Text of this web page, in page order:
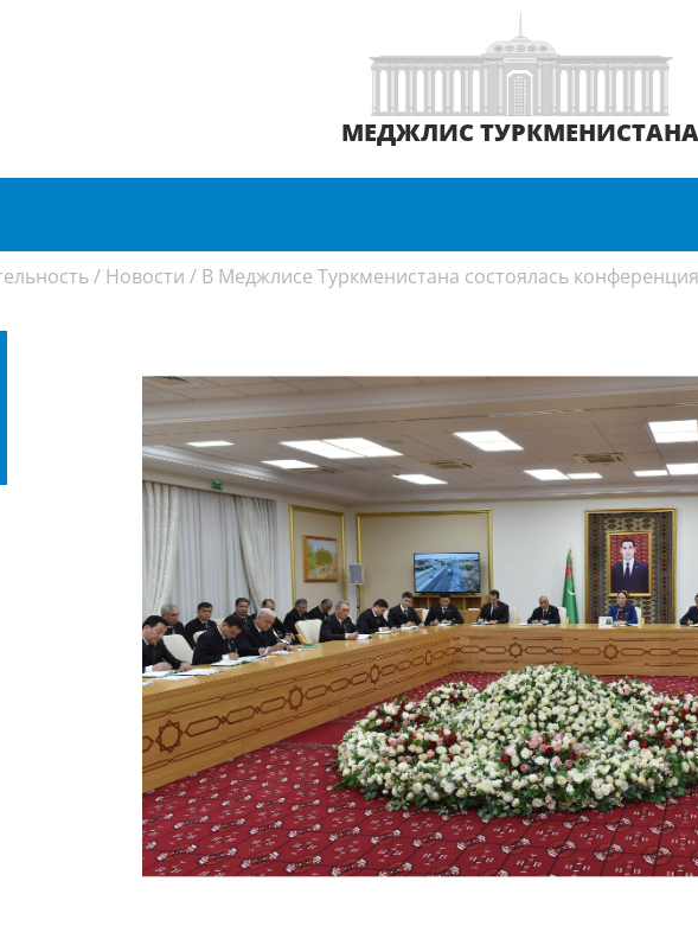
МЕДЖЛИС ТУРКМЕНИСТАНА
/ Новости / В Меджлисе Туркменистана состоялась конференция